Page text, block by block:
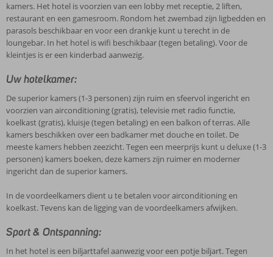
kamers. Het hotel is voorzien van een lobby met receptie, 2 liften,
restaurant en een gamesroom. Rondom het zwembad zijn ligbedden en
parasols beschikbaar en voor een drankje kunt u terecht in de
loungebar. In het hotel is wifi beschikbaar (tegen betaling). Voor de
kleintjes is er een kinderbad aanwezig.
Uw hotelkamer:
De superior kamers (1-3 personen) zijn ruim en sfeervol ingericht en
voorzien van airconditioning (gratis), televisie met radio functie,
koelkast (gratis), kluisje (tegen betaling) en een balkon of terras. Alle
kamers beschikken over een badkamer met douche en toilet. De
meeste kamers hebben zeezicht. Tegen een meerprijs kunt u deluxe (1-3
personen) kamers boeken, deze kamers zijn ruimer en moderner
ingericht dan de superior kamers.
In de voordeelkamers dient u te betalen voor airconditioning en
koelkast. Tevens kan de ligging van de voordeelkamers afwijken.
Sport & Ontspanning:
In het hotel is een biljarttafel aanwezig voor een potje biljart. Tegen